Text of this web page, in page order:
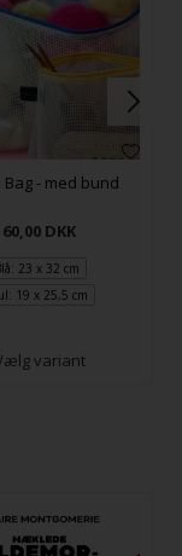
Bag - med bund
60,00 DKK
23 x 32 cm
19 x 25,5 cm
variant